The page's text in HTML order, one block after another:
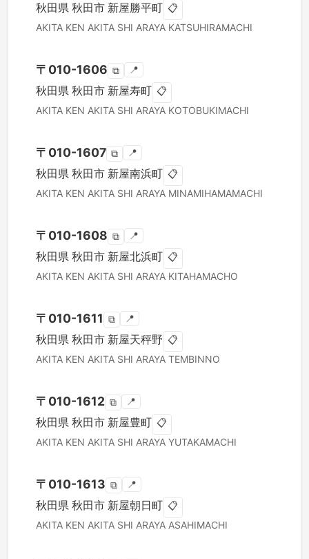
秋田県 秋田市 新屋勝平町 📋
AKITA KEN AKITA SHI ARAYA KATSUHIRAMACHI
〒 010-1606 ⧉ 📍
秋田県 秋田市 新屋寿町 📋
AKITA KEN AKITA SHI ARAYA KOTOBUKIMACHI
〒 010-1607 ⧉ 📍
秋田県 秋田市 新屋南浜町 📋
AKITA KEN AKITA SHI ARAYA MINAMIHAMAMACHI
〒 010-1608 ⧉ 📍
秋田県 秋田市 新屋北浜町 📋
AKITA KEN AKITA SHI ARAYA KITAHAMACHO
〒 010-1611 ⧉ 📍
秋田県 秋田市 新屋天秤野 📋
AKITA KEN AKITA SHI ARAYA TEMBINNO
〒 010-1612 ⧉ 📍
秋田県 秋田市 新屋豊町 📋
AKITA KEN AKITA SHI ARAYA YUTAKAMACHI
〒 010-1613 ⧉ 📍
秋田県 秋田市 新屋朝日町 📋
AKITA KEN AKITA SHI ARAYA ASAHIMACHI